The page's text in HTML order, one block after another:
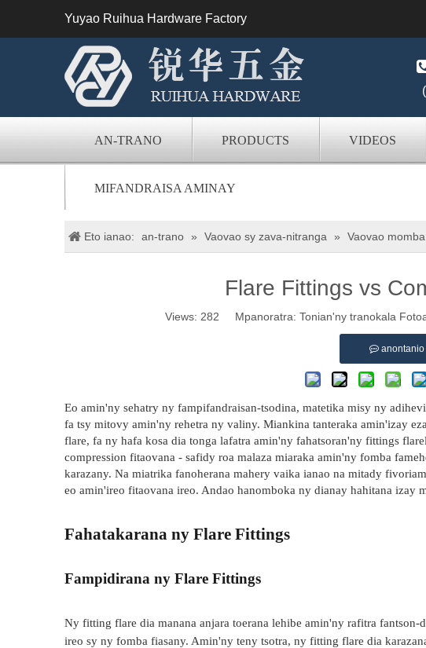
Yuyao Ruihua Hardware Factory
AN-TRANO PRODUCTS VIDEOS
MIFANDRAISA AMINAY
Eto ianao: an-trano » Vaovao sy zava-nitranga » Vaovao
Flare Fittings vs
Views: 282 Mpanoratra: Tonian'ny tranokala
Eo amin'ny sehatry ny fampifandraisan-tsodina, matetika misy ny
fa tsy mitovy amin'ny rehetra ny valiny. Miankina tanteraka amin'izay
flare, fa ny hafa kosa dia tonga lafatra amin'ny fahatsoran'ny fittings
compression fitaovana - safidy roa malaza miaraka amin'ny fomba
karazany. Na miatrika fanoherana mahery vaika ianao na mitady
eo amin'ireo fitaovana ireo. Andao hanomboka ny dianay hahitana izay
Fahatakarana ny Flare Fittings
Fampidirana ny Flare Fittings
Ny fitting flare dia manana anjara toerana lehibe amin'ny rafitra
ireo sy ny fomba fiasany. Amin'ny teny tsotra, ny fitting flare dia